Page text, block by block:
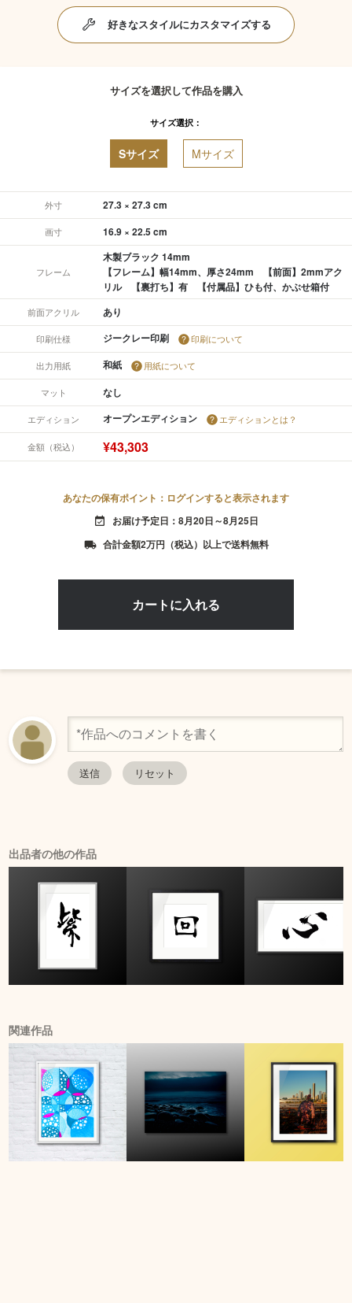
好きなスタイルにカスタマイズする
サイズを選択して作品を購入
サイズ選択：
Sサイズ Mサイズ
外寸 27.3 × 27.3 cm
画寸 16.9 × 22.5 cm
フレーム
木製ブラック 14mm
【フレーム】幅14mm、厚さ24mm 【前面】2mmアク
リル 【裏打ち】有 【付属品】ひも付、かぶせ箱付
前面アクリル あり
印刷仕様 ジークレー印刷 印刷について
出力用紙 和紙 用紙について
マット なし
エディション オープンエディション エディションとは？
金額（税込） ¥43,303
あなたの保有ポイント：ログインすると表示されます
event_available お届け予定日：8月20日～8月25日
local_shipping 合計金額2万円（税込）以上で送料無料
出品者の他の作品
関連作品